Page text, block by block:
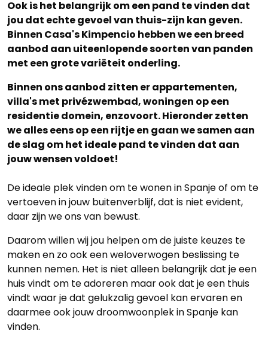
Ook is het belangrijk om een pand te vinden dat
jou dat echte gevoel van thuis-zijn kan geven.
Binnen Casa's Kimpencio hebben we een breed
aanbod aan uiteenlopende soorten van panden
met een grote variëteit onderling.
Binnen ons aanbod zitten er appartementen,
villa's met privézwembad, woningen op een
residentie domein, enzovoort. Hieronder zetten
we alles eens op een rijtje en gaan we samen aan
de slag om het ideale pand te vinden dat aan
jouw wensen voldoet!
De ideale plek vinden om te wonen in Spanje of om te
vertoeven in jouw buitenverblijf, dat is niet evident,
daar zijn we ons van bewust.
Daarom willen wij jou helpen om de juiste keuzes te
maken en zo ook een weloverwogen beslissing te
kunnen nemen. Het is niet alleen belangrijk dat je een
huis vindt om te adoreren maar ook dat je een thuis
vindt waar je dat gelukzalig gevoel kan ervaren en
daarmee ook jouw droomwoonplek in Spanje kan
vinden.